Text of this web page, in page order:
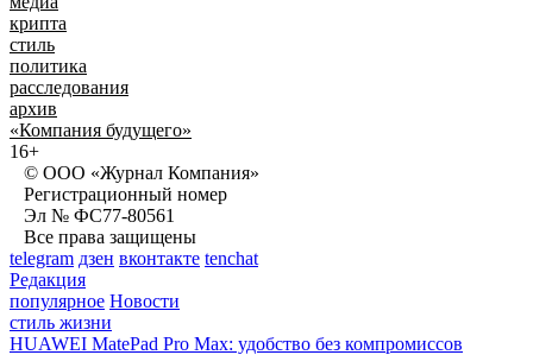
крипта
стиль
политика
расследования
архив
«Компания будущего»
16+
© ООО «Журнал Компания»
Регистрационный номер
Эл № ФС77-80561
Все права защищены
telegram дзен вконтакте tenchat
Редакция
популярное Новости
стиль жизни
HUAWEI MatePad Pro Max: удобство без компромиссов